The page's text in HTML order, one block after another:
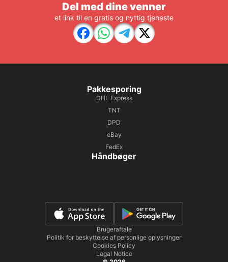
Del med dine venner
et link til en gratis og nyttig tjeneste
Pakkesporing
DHL Express
TNT
DPD
eBay
FedEx
Håndbøger
Brugeraftale
Politik for beskyttelse af personlige oplysninger
Cookies Policy
Legal Notice